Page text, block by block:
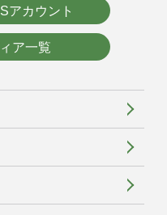
アカウント
ア一覧